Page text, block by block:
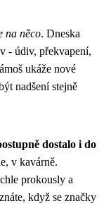
na něco. Dneska
- údiv, překvapení,
ukáže nové
nadšení stejně
dostalo i do
v kavárně.
prokously a
když se značky